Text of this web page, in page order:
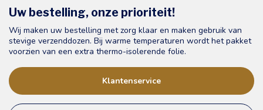
Uw bestelling, onze prioriteit!
Wij maken uw bestelling met zorg klaar en maken gebruik van
stevige verzenddozen. Bij warme temperaturen wordt het pakket
voorzien van een extra thermo-isolerende folie.
Klantenservice